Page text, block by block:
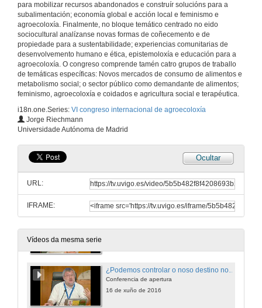
para mobilizar recursos abandonados e construír solucións para a
subalimentación; economía global e acción local e feminismo e
agroecoloxía. Finalmente, no bloque temático centrado no eido
sociocultural analízanse novas formas de coñecemento e de
propiedade para a sustentabilidade; experiencias comunitarias de
desenvolvemento humano e ética, epistemoloxía e educación para a
agroecoloxía. O congreso comprende tamén catro grupos de traballo
de temáticas específicas: Novos mercados de consumo de alimentos e
metabolismo social; o sector público como demandante de alimentos;
feminismo, agroecoloxía e coidados e agricultura social e terapéutica.
i18n.one.Series: VI congreso internacional de agroecoloxía
Jorge Riechmann
Universidade Autónoma de Madrid
Ocultar
URL:
IFRAME:
Vídeos da mesma serie
Inauguración do VI Congreso Internacional de Agroecoloxía
Acto de inauguración
16 de xuño de 2016
Presentación de Jorge Reichmann
¿Podemos controlar o noso destino no Século da Gran Proba?
Conferencia de apertura
16 de xuño de 2016